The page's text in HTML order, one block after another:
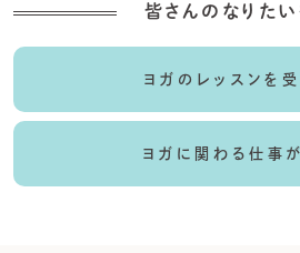
皆さんのなりた
ヨガのレッスンを
ヨガに関わる仕事